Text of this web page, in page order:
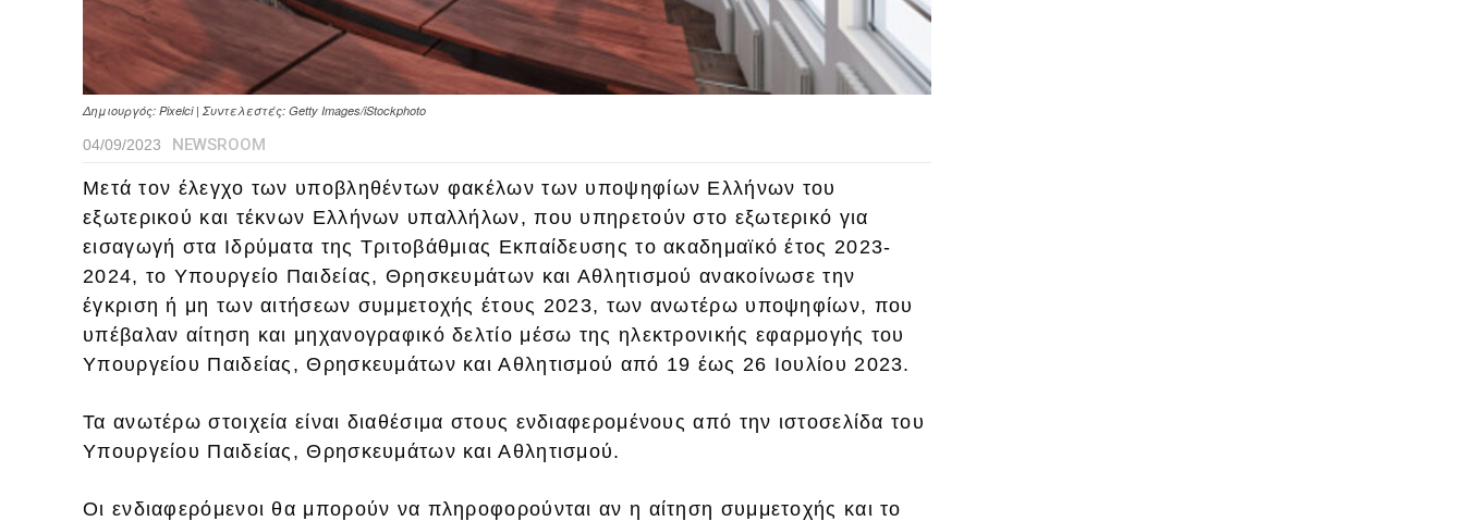
Δημιουργός: Pixelci | Συντελεστές: Getty Images/iStockphoto
04/09/2023 NEWSROOM
Μετά τον έλεγχο των υποβληθέντων φακέλων των υποψηφίων Ελλήνων του
εξωτερικού και τέκνων Ελλήνων υπαλλήλων, που υπηρετούν στο εξωτερικό για
εισαγωγή στα Ιδρύματα της Tριτοβάθμιας Εκπαίδευσης το ακαδημαϊκό έτος 2023-
2024, το Υπουργείο Παιδείας, Θρησκευμάτων και Αθλητισμού ανακοίνωσε την
έγκριση ή μη των αιτήσεων συμμετοχής έτους 2023, των ανωτέρω υποψηφίων, που
υπέβαλαν αίτηση και μηχανογραφικό δελτίο μέσω της ηλεκτρονικής εφαρμογής του
Υπουργείου Παιδείας, Θρησκευμάτων και Αθλητισμού από 19 έως 26 Ιουλίου 2023.
Τα ανωτέρω στοιχεία είναι διαθέσιμα στους ενδιαφερομένους από την ιστοσελίδα του
Υπουργείου Παιδείας, Θρησκευμάτων και Αθλητισμού.
Οι ενδιαφερόμενοι θα μπορούν να πληροφορούνται αν η αίτηση συμμετοχής και το